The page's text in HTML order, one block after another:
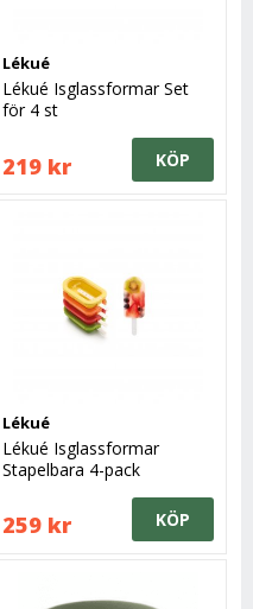
Lékué
Lékué Isglassformar Set
för 4 st
219 kr KÖP
Lékué
Lékué Isglassformar
Stapelbara 4-pack
259 kr KÖP